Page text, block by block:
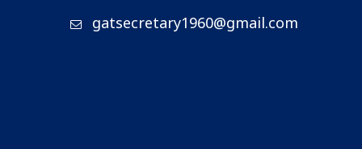
gatsecretary1960@gmail.com